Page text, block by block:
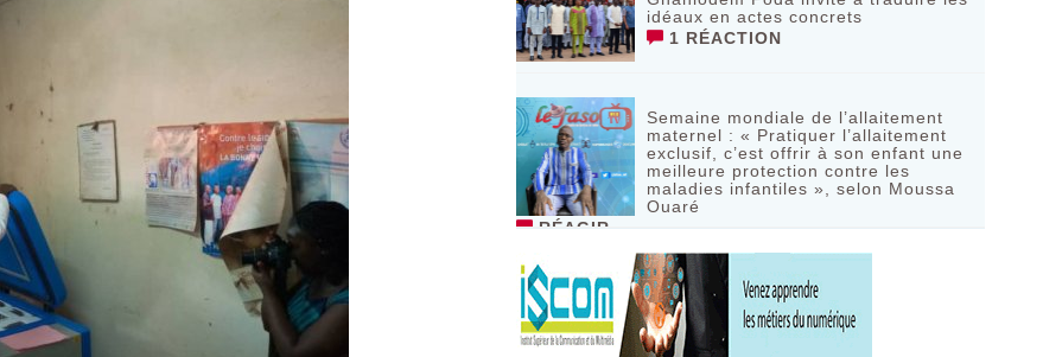
idéaux en actes concrets
1 RÉACTION
Semaine mondiale de l’allaitement
maternel : « Pratiquer l’allaitement
exclusif, c’est offrir à son enfant une
meilleure protection contre les
maladies infantiles », selon Moussa
Ouaré
RÉAGIR